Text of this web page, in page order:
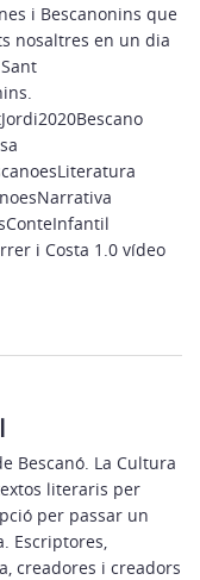
i Bescanonins que
nosaltres en un dia
i Costa 1.0 vídeo
Bescanó. La Cultura
literaris per
per passar un
Escriptores,
creadores i creadors